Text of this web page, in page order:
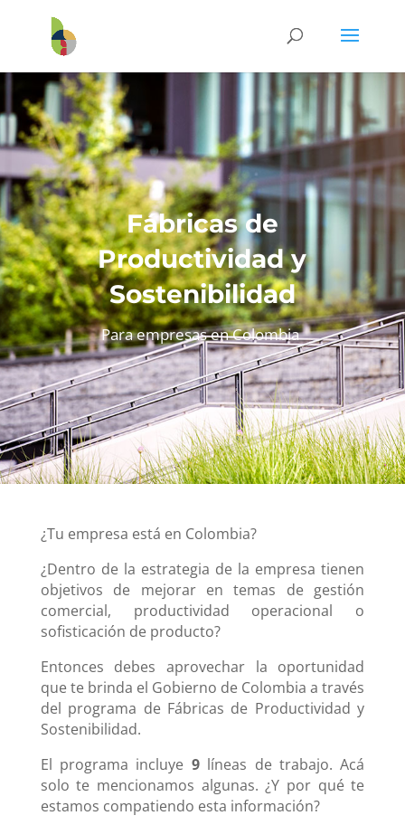
Fábricas de
Productividad y
Sostenibilidad
Para empresas en Colombia
¿Tu empresa está en Colombia?
¿Dentro de la estrategia de la empresa tienen
objetivos de mejorar en temas de gestión
comercial, productividad operacional o
sofisticación de producto?
Entonces debes aprovechar la oportunidad
que te brinda el Gobierno de Colombia a través
del programa de Fábricas de Productividad y
Sostenibilidad.
El programa incluye 9líneas de trabajo. Acá
solo te mencionamos algunas. ¿Y por qué te
estamos compatiendo esta información?